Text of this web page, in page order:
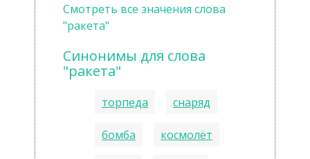
Смотреть все значения слова
"ракета"
Синонимы для слова
"ракета"
торпеда снаряд
бомба космолёт